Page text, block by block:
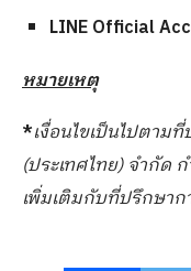
LINE Official
หมายเหตุ
*เงื่อนไขเป็นไปตาม
(ประเทศไทย) จำกัด
เพิ่มเติมกับที่ปรึกษาก